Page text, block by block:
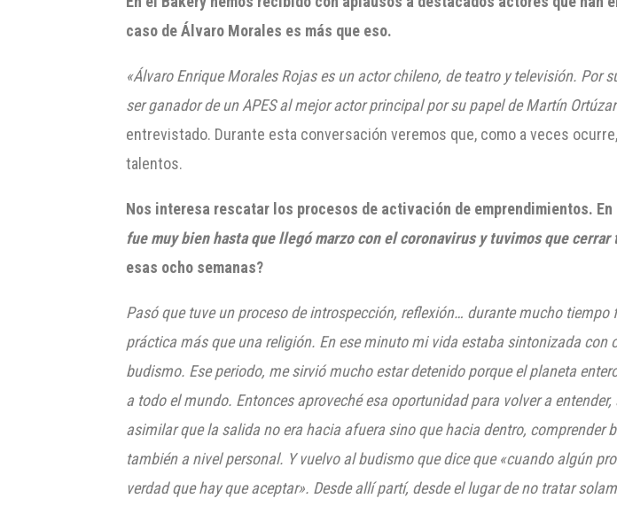
caso de Álvaro Morales es más que eso.
«Álvaro Enrique Morales Rojas es un actor chileno, de teatro y televisión.
ser ganador de un APES al mejor actor principal por su papel de Martín
entrevistado. Durante esta conversación veremos que, como a veces
talentos.
Nos interesa rescatar los procesos de activación de emprendimientos.
fue muy bien hasta que llegó marzo con el coronavirus y tuvimos que cerrar
esas ocho semanas?
Pasóque tuve un proceso de introspección, reflexión… durante mucho tiempo
práctica más que una religión. En ese minuto mi vida estaba sintonizada
budismo. Ese periodo, me sirviómucho estar detenido porque el planeta
a todo el mundo. Entoncesaproveché esa oportunidad para volver a
asimilarque la salida no era hacia afuera sino que hacia dentro, comprender
también a nivel personal. Y vuelvo al budismo que dice que «cuando algún
verdad que hay que aceptar». Desde allí partí, desde el lugar de no tratar